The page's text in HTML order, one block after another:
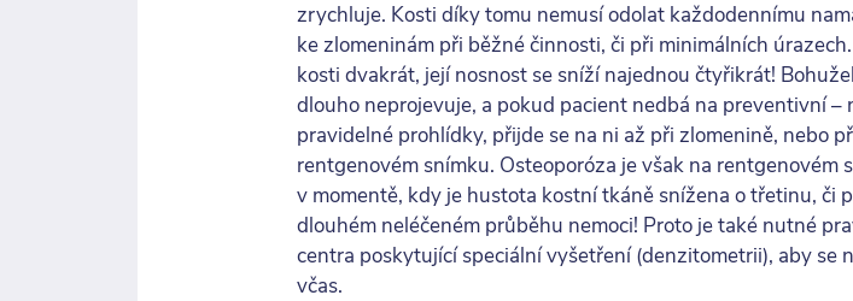
zrychluje. Kosti díky tomu nemusí odolat každodennímu
ke zlomeninám při běžné činnosti, či při minimálních
kosti dvakrát, její nosnost se sníží najednou čtyřikrát!
dlouho neprojevuje, a pokud pacient nedbá na preventivní–
pravidelné prohlídky, přijde se na ni až při zlomenině, nebo
rentgenovém snímku. Osteoporóza je však na rentgenovém
v momentě, kdy je hustota kostní tkáně snížena o třetinu, či
dlouhém neléčeném průběhu nemoci! Proto je také nutné
centra poskytující speciální vyšetření (denzitometrii), aby se
včas.